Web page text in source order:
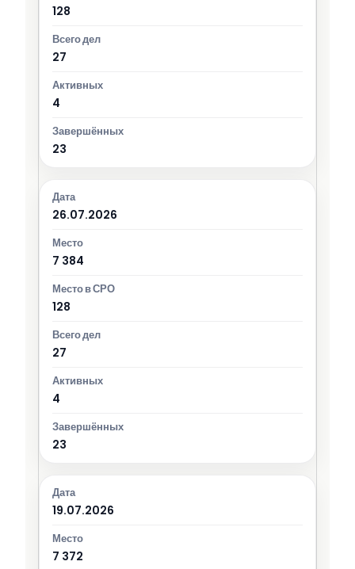
128
27
4
23
26.07.2026
7 384
128
27
4
23
19.07.2026
7 372